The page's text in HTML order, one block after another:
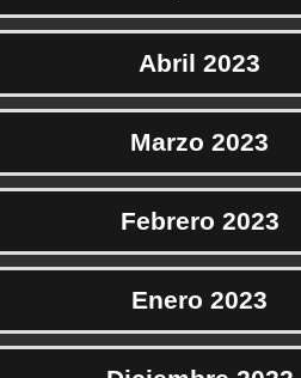
Abril 2023
Marzo 2023
Febrero 2023
Enero 2023